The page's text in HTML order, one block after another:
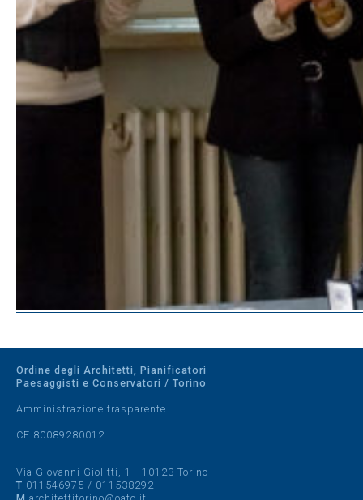
Ordine degli Architetti, Pianificatori
Paesaggisti e Conservatori / Torino
Amministrazione trasparente
CF 80089280012
Via Giovanni Giolitti, 1 - 10123 Torino
T 011546975 / 011538292